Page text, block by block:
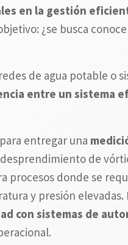
en la gestión
¿se busca
de agua potable o
entre un sistema
entregar una
de
procesos donde se
y presión elevadas.
con sistemas de